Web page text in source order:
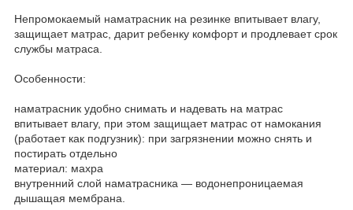
Непромокаемый наматрасник на резинке впитывает влагу,
защищает матрас, дарит ребенку комфорт и продлевает срок
службы матраса.
Особенности:
наматрасник удобно снимать и надевать на матрас
впитывает влагу, при этом защищает матрас от намокания
(работает как подгузник): при загрязнении можно снять и
постирать отдельно
материал: махра
внутренний слой наматрасника — водонепроницаемая
дышащая мембрана.